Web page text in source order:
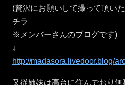
(贅沢にお願いして撮って頂い
チラ
※メンバーさんのブログです)
↓
http://madasora.livedoor.blog/
又従姉妹は高台に住んでおり無